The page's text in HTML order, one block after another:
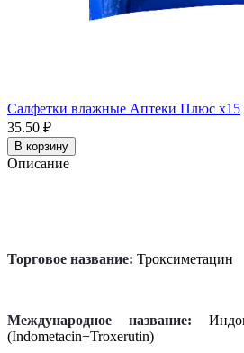
Салфетки влажные Аптеки Плюс x15
35.50 ₽
В корзину
Описание
Торговое название: Троксиметацин
Международное название:
(Indometacin+Troxerutin)